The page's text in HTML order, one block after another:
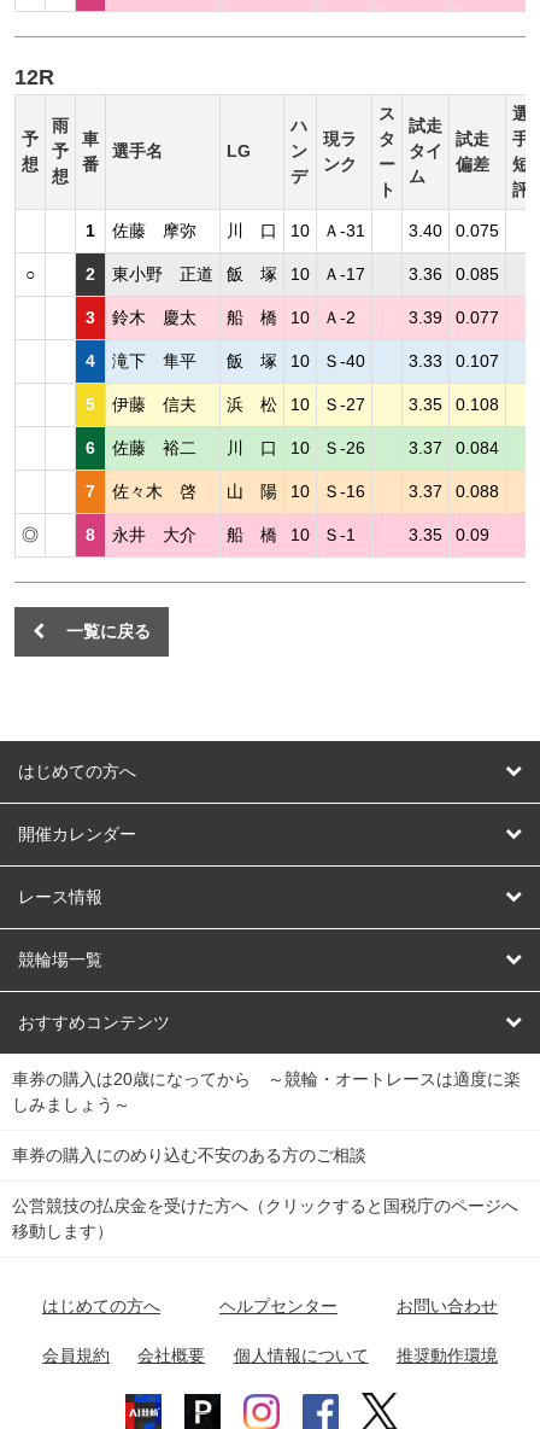
12R
予
想
雨
予
想
車
番
選手名 LG
ハ
ン
デ
現ラ
ンク
ス
タ
ー
ト
試走
タイ
ム
試走
偏差
選
手
短
評
1 佐藤 摩弥 川 口 10 Ａ-31 3.40 0.075
○ 2 東小野 正道 飯 塚 10 Ａ-17 3.36 0.085
3 鈴木 慶太 船 橋 10 Ａ-2 3.39 0.077
4 滝下 隼平 飯 塚 10 Ｓ-40 3.33 0.107
5 伊藤 信夫 浜 松 10 Ｓ-27 3.35 0.108
6 佐藤 裕二 川 口 10 Ｓ-26 3.37 0.084
7 佐々木 啓 山 陽 10 Ｓ-16 3.37 0.088
◎ 8 永井 大介 船 橋 10 Ｓ-1 3.35 0.09
一覧に戻る
はじめての方へ
はじめての方へ
開催カレンダー
競輪
オートレース
競輪くじ
Dokanto!
チャリロトプラザ
レース情報
レース予想
レース結果
キャリーオーバー一覧
競輪場一覧
北日本 函館競輪場
関
東
弥彦競輪場 前橋競輪場 取手競輪場 宇都宮競輪場
関
東
小田原競輪場
名古屋競輪場 岐阜競輪場 大垣競輪場 豊橋競輪場
富山競輪場 松阪競輪場 四日市競輪場
福井競輪場 奈良競輪場 向日町競輪場
おすすめコンテンツ
競輪選手情報
Perfecta Navi
netkeirin
車券の購入は20歳になってから ～競輪・オートレースは適度に楽
しみましょう～
車券の購入にのめり込む不安のある方のご相談
公営競技の払戻金を受けた方へ（クリックすると国税庁のページへ
移動します）
はじめての方へ ヘルプセンター お問い合わせ
会員規約 会社概要 個人情報について 推奨動作環境